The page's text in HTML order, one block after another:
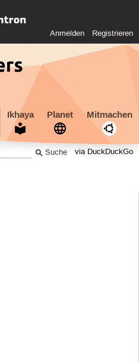
Anmelden Registrieren
Ikhaya Planet Mitmachen
via DuckDuckGo